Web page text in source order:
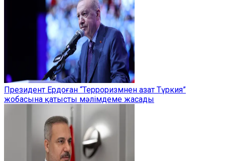
Президент Ердоған “Терроризмнен азат Түркия”
жобасына қатысты мәлімдеме жасады